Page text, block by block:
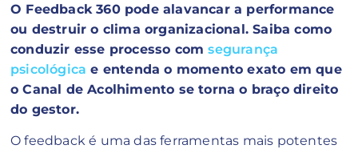
O Feedback 360 pode alavancar a performance
ou destruir o clima organizacional. Saiba como
conduzir esse processo comsegurança
psicológica e entenda o momento exato em que
o Canal de Acolhimento se torna o braço direito
do gestor.
O feedback é uma das ferramentas mais potentes